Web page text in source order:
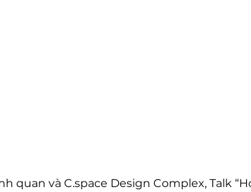
quan và C.space Design Complex, Talk